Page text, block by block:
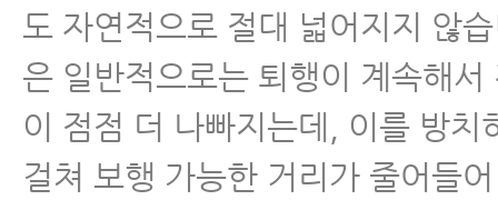
- 척추협착증 환자에게 좋은 뭉친
주는 운동
- 척추관협착증과 허리디스크, 아
이유와 해결 방법
도 자연적으로 절대 넓어지지 않
은 일반적으로는 퇴행이 계속해서
이 점점 더 나빠지는데, 이를 방치
걸쳐 보행 가능한 거리가 줄어들